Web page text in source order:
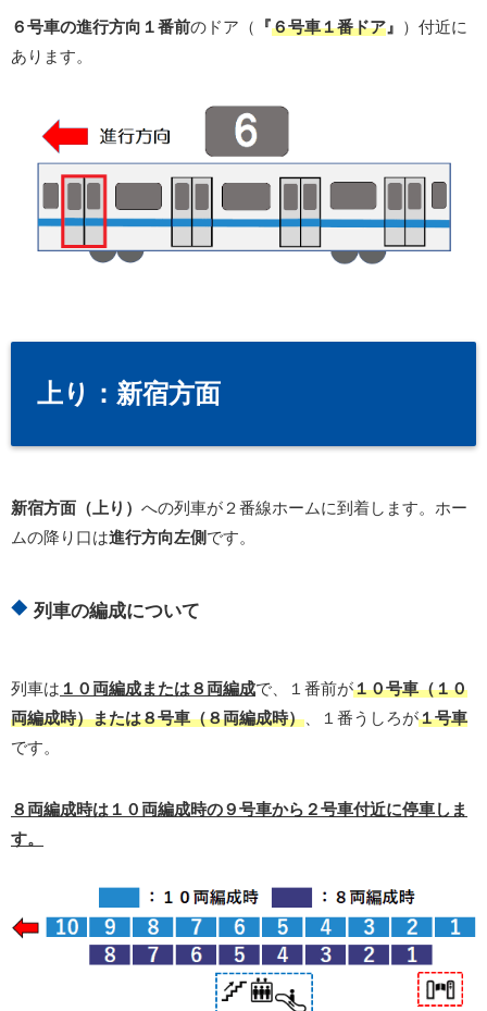
６号車の進行方向１番前のドア（ 『６号車１番ドア 』 ）付近に
あります。
上り：新宿方面
新宿方面（上り） への列車が２番線ホームに到着します。ホー
ムの降り口は進行方向左側です。
列車の編成について
列車は １０両編成または８両編成で、１番前が１０号車（１０
両編成時）または８号車（８両編成時） 、１番うしろが１号車
です。
８両編成時は１０両編成時の９号車から２号車付近に停車しま
す。